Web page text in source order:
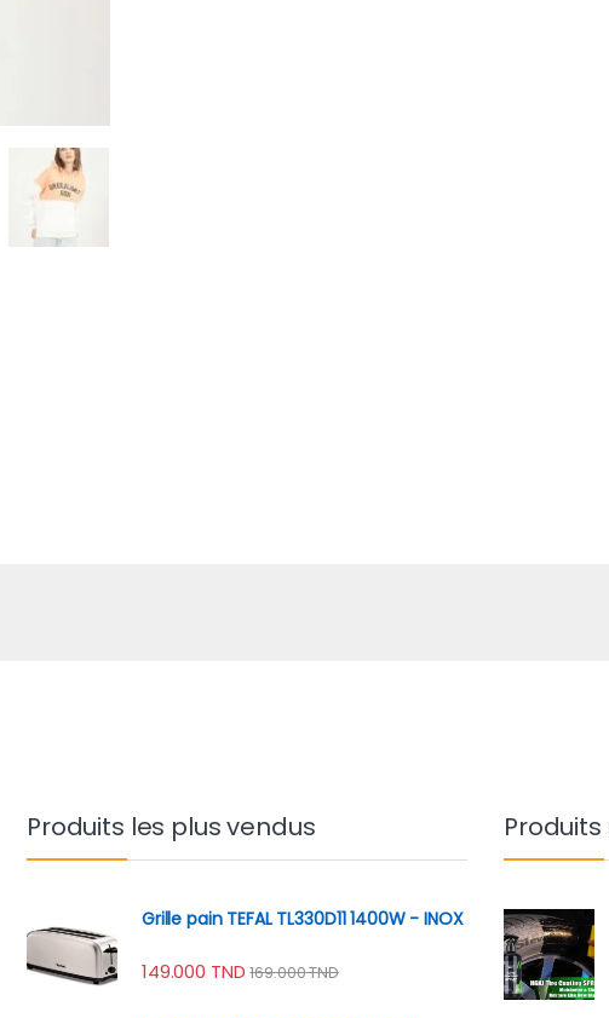
Produits les plus vendus
Grille pain TEFAL TL330D11 1400W - INOX
149.000 TND 169.000TND